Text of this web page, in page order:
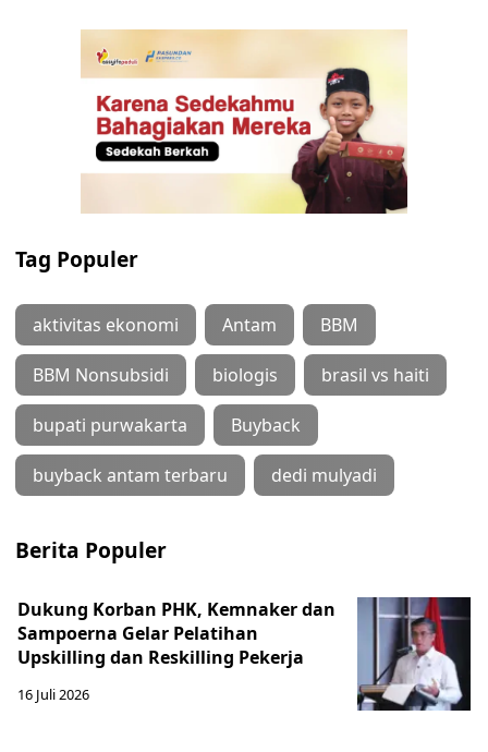
Tag Populer
aktivitas ekonomi Antam BBM
BBM Nonsubsidi biologis brasil vs haiti
bupati purwakarta Buyback
buyback antam terbaru dedi mulyadi
Berita Populer
Dukung Korban PHK, Kemnaker dan
Sampoerna Gelar Pelatihan
Upskilling dan Reskilling Pekerja
16 Juli 2026